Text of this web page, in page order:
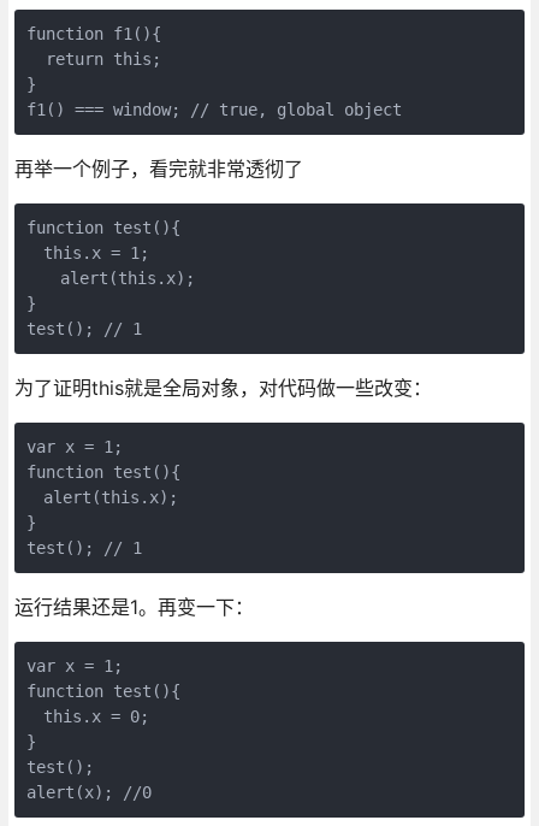
function f1(){
  return this;
}
f1() === window; // true, global object
再举一个例子，看完就非常透彻了
function test(){
this.x = 1;
alert(this.x);
}
test(); // 1
为了证明this就是全局对象，对代码做一些改变：
var x = 1;
function test(){
alert(this.x);
}
test(); // 1
运行结果还是1。再变一下：
var x = 1;
function test(){
this.x = 0;
}
test();
alert(x); //0